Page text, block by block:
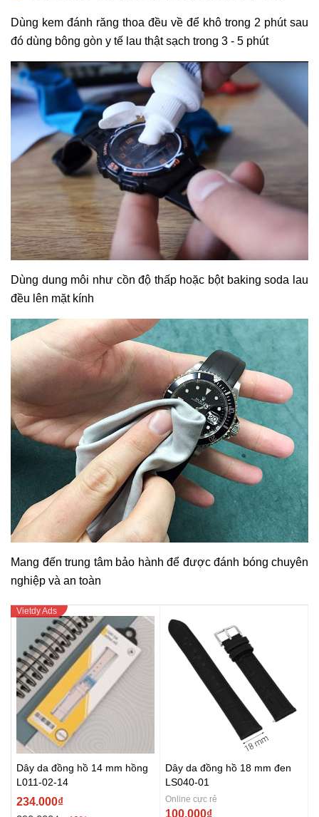
Dùng kem đánh răng thoa đều về để khô trong 2 phút sau
đó dùng bông gòn y tế lau thật sạch trong 3 - 5 phút
Dùng dung môi như cồn độ thấp hoặc bột baking soda lau
đều lên mặt kính
Mang đến trung tâm bảo hành để được đánh bóng chuyên
nghiệp và an toàn
Dây da đồng hồ 14 mm hồng
L011-02-14
234.000₫
Dây da đồng hồ 18 mm đen
LS040-01
Online cực rẻ
100.000₫